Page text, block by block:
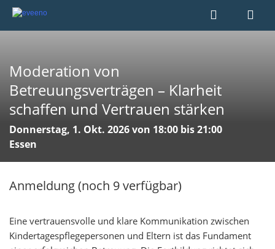
Moderation von
Betreuungsverträgen – Klarheit
schaffen und Vertrauen stärken
Donnerstag, 1. Okt. 2026 von 18:00 bis 21:00
Essen
Anmeldung (noch 9 verfügbar)
Eine vertrauensvolle und klare Kommunikation zwischen
Kindertagespflegepersonen und Eltern ist das Fundament